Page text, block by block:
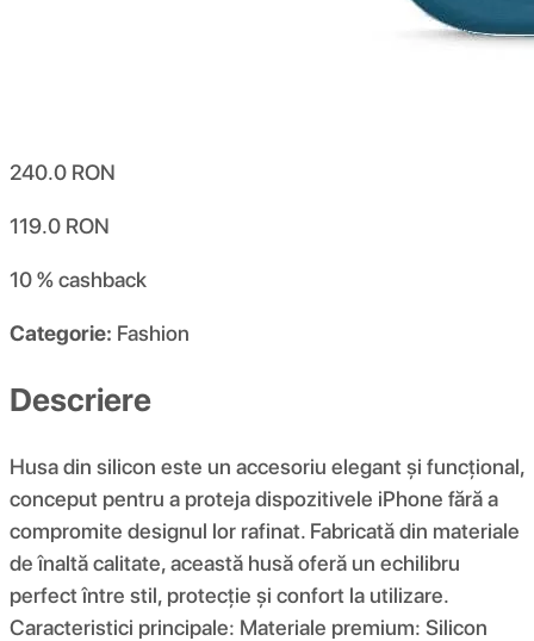
240.0 RON
119.0 RON
10 %cashback
Categorie: Fashion
Descriere
Husa din silicon este un accesoriu elegant și funcțional,
conceput pentru a proteja dispozitivele iPhone fără a
compromite designul lor rafinat. Fabricată din materiale
de înaltă calitate, această husă oferă un echilibru
perfect între stil, protecție și confort la utilizare.
Caracteristici principale: Materiale premium: Silicon